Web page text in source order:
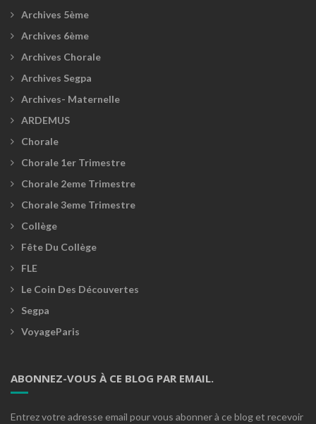
Archives 5ème
Archives 6ème
Archives Chorale
Archives Segpa
Archives- Maternelle
ARDEMUS
Chorale
Chorale 1er Trimestre
Chorale 2eme Trimestre
Chorale 3eme Trimestre
Collège
Fête Du Collège
FLE
Le Coin Des Découvertes
Segpa
VoyageParis
ABONNEZ-VOUS À CE BLOG PAR EMAIL.
Entrez votre adresse email pour vous abonner à ce blog et recevoir